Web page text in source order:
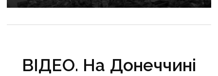
рф захопити останню агломерацію Донеччини до
ВІДЕО. На Донеччині